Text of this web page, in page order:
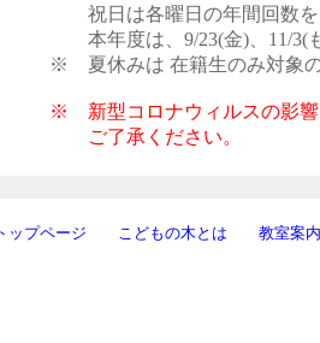
祝日は各曜日の年間回数を
本年度は、9/23(金)、11/3(
※ 夏休みは 在籍生のみ対象
※ 新型コロナウィルスの影響
ご了承ください。
ップページ こどもの木とは 教室案